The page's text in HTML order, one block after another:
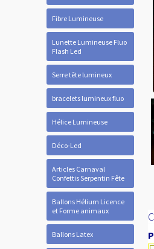
Fibre Lumineuse
Lunette Lumineuse Fluo
Flash Led
Serre tête lumineux
bracelets lumineux fluo
Hélice Lumineuse
Déco-Led
Articles Carnaval
Confettis Serpentin Fête
Ballons Hélium Licence
et Forme animaux
Ballons Latex